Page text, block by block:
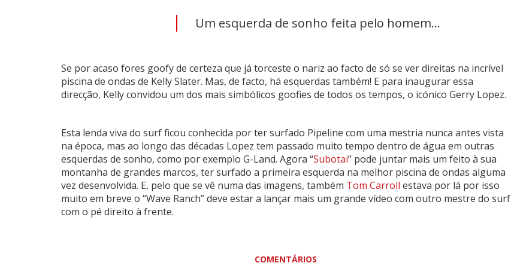
Um esquerda de sonho feita pelo homem...
Se por acaso fores goofy de certeza que já torceste o nariz ao facto de só se ver direitas na incrível
piscina de ondas de Kelly Slater. Mas, de facto, há esquerdas também! E para inaugurar essa
direcção, Kelly convidou um dos mais simbólicos goofies de todos os tempos, o icónico Gerry Lopez.
Esta lenda viva do surf ficou conhecida por ter surfado Pipeline com uma mestria nunca antes vista
na época, mas ao longo das décadas Lopez tem passado muito tempo dentro de água em outras
esquerdas de sonho, como por exemplo G-Land. Agora “Subotai” pode juntar mais um feito à sua
montanha de grandes marcos, ter surfado a primeira esquerda na melhor piscina de ondas alguma
vez desenvolvida. E, pelo que se vê numa das imagens, também Tom Carroll estava por lá por isso
muito em breve o “Wave Ranch” deve estar a lançar mais um grande vídeo com outro mestre do surf
com o pé direito à frente.
COMENTÁRIOS